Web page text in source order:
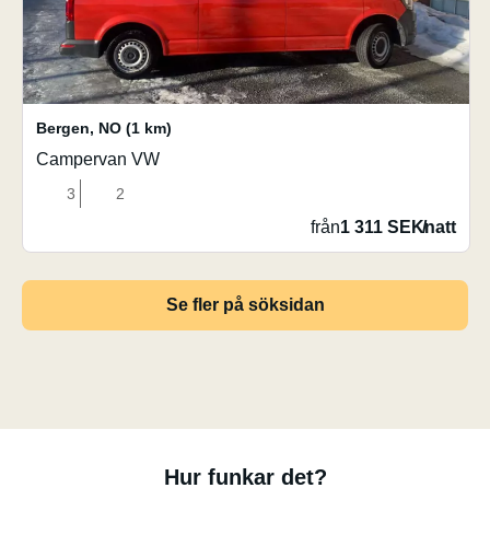
Bergen, NO (1 km)
Campervan VW
3 2
från1 311 SEK/natt
Se fler på söksidan
Hur funkar det?